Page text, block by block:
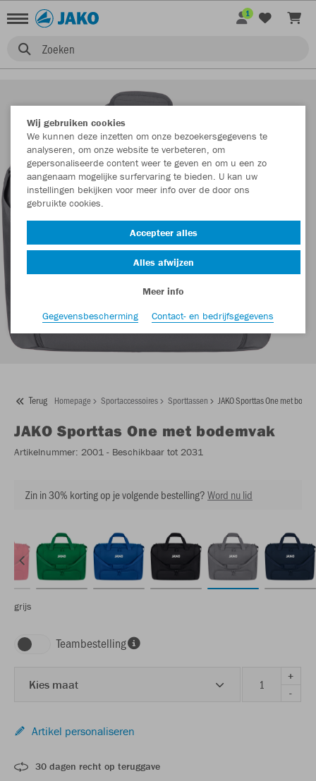
Zoeken
1
Terug Homepage Sportaccessoires Sporttassen JAKO Sporttas One met
JAKO Sporttas One met bodemvak
Artikelnummer: 2001 - Beschikbaar tot 2031
Zin in 30% korting op je volgende bestelling?Word nu lid
grijs
Teambestelling
Kies maat
+
-
Artikel personaliseren
30 dagen recht op teruggave
Wij gebruiken cookies
We kunnen deze inzetten om onze bezoekersgegevens te
analyseren, om onze website te verbeteren, om
gepersonaliseerde content weer te geven en om u een zo
aangenaam mogelijke surfervaring te bieden. U kan uw
instellingen bekijken voor meer info over de door ons
gebruikte cookies.
Accepteer alles
Alles afwijzen
Meer info
Gegevensbescherming
Contact- en bedrijfsgegevens